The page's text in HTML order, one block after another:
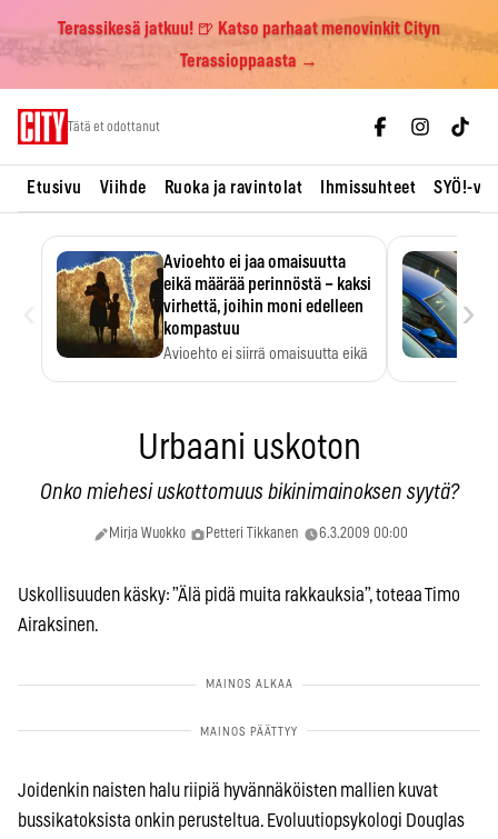
Terassikesä jatkuu! 🍺 Katso parhaat menovinkit Cityn
Terassioppaasta →
Tätä et odottanut
Etusivu Viihde Ruoka ja ravintolat Ihmissuhteet SYÖ!-
Avioehto ei jaa omaisuutta
eikä määrää perinnöstä – kaksi
virhettä, joihin moni edelleen
kompastuu
Avioehto ei siirrä omaisuutta eikä
›
Urbaani uskoton
Onko miehesi uskottomuus bikinimainoksen syytä?
Mirja Wuokko Petteri Tikkanen 6.3.2009 00:00
Uskollisuuden käsky: ”Älä pidä muita rakkauksia”, toteaa Timo
Airaksinen.
Joidenkin naisten halu riipiä hyvännäköisten mallien kuvat
bussikatoksista onkin perusteltua. Evoluutiopsykologi Douglas